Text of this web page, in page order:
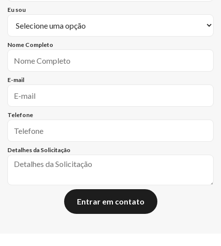
Eu sou
Nome Completo
E-mail
Telefone
Detalhes da Solicitação
Entrar em contato